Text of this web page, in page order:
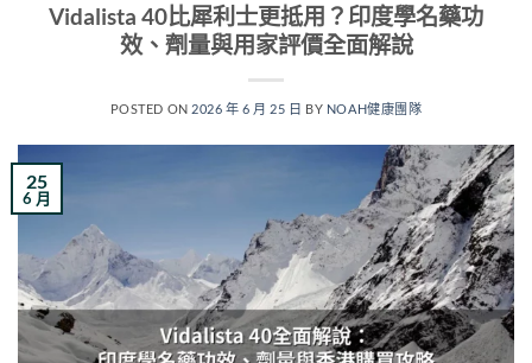
Vidalista 40比犀利士更抵用？印度學名藥功
效、劑量與用家評價全面解說
POSTED ON 2026 年 6 月 25 日 BY NOAH健康團隊
25
6 月